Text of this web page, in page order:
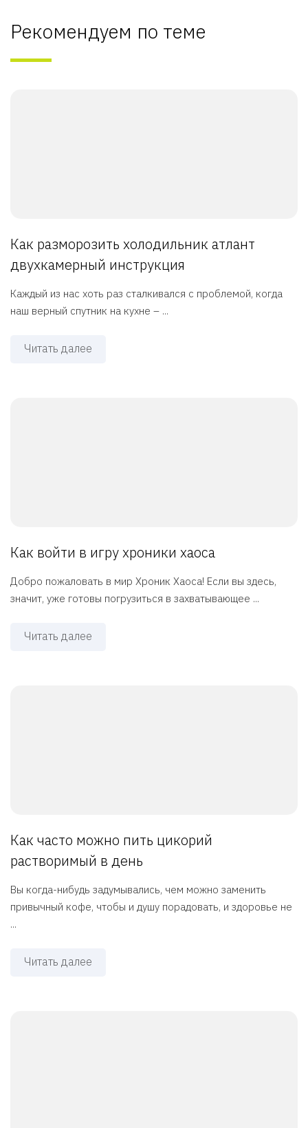
Рекомендуем по теме
Как разморозить холодильник атлант
двухкамерный инструкция
Каждый из нас хоть раз сталкивался с проблемой, когда
наш верный спутник на кухне – ...
Читать далее
Как войти в игру хроники хаоса
Добро пожаловать в мир Хроник Хаоса! Если вы здесь,
значит, уже готовы погрузиться в захватывающее ...
Читать далее
Как часто можно пить цикорий
растворимый в день
Вы когда-нибудь задумывались, чем можно заменить
привычный кофе, чтобы и душу порадовать, и здоровье не
...
Читать далее